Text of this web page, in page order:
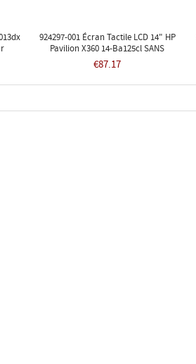
924297-001 Écran Tactile LCD 14" HP
Pavilion X360 14-Ba125cl SANS
LUNETTE
€87.17